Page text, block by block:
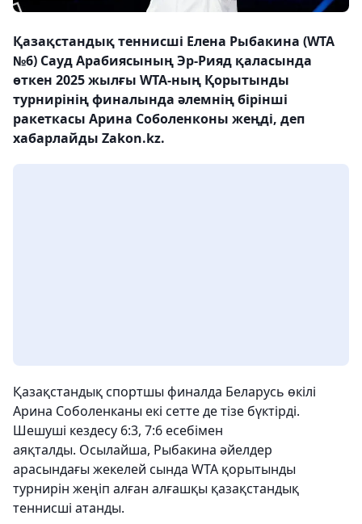
Қазақстандық теннисші Елена Рыбакина (WTA
№6) Сауд Арабиясының Эр-Рияд қаласында
өткен 2025 жылғы WTA-ның Қорытынды
турнирінің финалында әлемнің бірінші
ракеткасы Арина Соболенконы жеңді, деп
хабарлайды Zakon.kz.
Қазақстандық спортшы финалда Беларусь өкілі
Арина Соболенканы екі сетте де тізе бүктірді.
Шешуші кездесу 6:3, 7:6 есебімен
аяқталды. Осылайша, Рыбакина әйелдер
арасындағы жекелей сында WTA қорытынды
турнирін жеңіп алған алғашқы қазақстандық
теннисші атанды.